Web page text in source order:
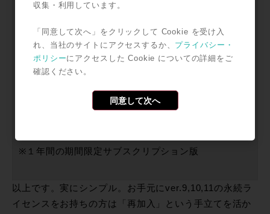
¥75,816）」が選べます。Pro Tools|HDについては引
き続きソフト単体での販売はございません、
HDNative / HDXシステムでのバンドル導入となりま
すのでお問い合わせください。
Pro Tools with Annual Upgrade (Card and
¥75,816（本体価格：¥70,200）
※１年間の期間限定サブスクリプション版
以上です。実にシンプル。お手元にver.9,10,11の永続ラ
イセンスをお持ちの方は「再加入」という手立てを活か
収集・利用しています。
「同意して次へ」をクリックして Cookie を受け入
れ、当社のサイトにアクセスするか、 プライバシー・
ポリシーにアクセスした Cookie についての詳細をご
確認ください。
同意して次へ